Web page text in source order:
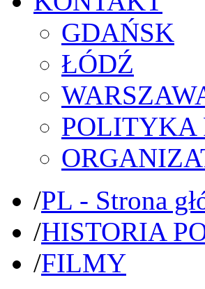
GDAŃSK
ŁÓDŹ
POLITYKA
/PL - Strona
/HISTORIA
/FILMY